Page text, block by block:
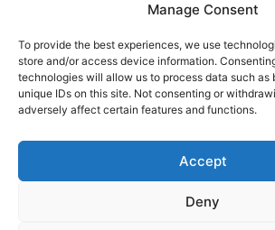
Manage Consent
To provide the best experiences, we use
store and/or access device information.
technologies will allow us to process data such as
unique IDs on this site. Not consenting or
adversely affect certain features and functions.
Accept
Deny
© Copyright 2026, Todos los derechos
Facebook
Twitter